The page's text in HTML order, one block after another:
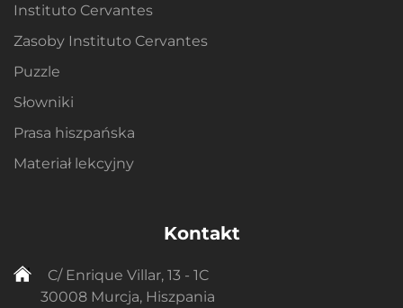
Instituto Cervantes
Zasoby Instituto Cervantes
Puzzle
Słowniki
Prasa hiszpańska
Materiał lekcyjny
Kontakt
C/ Enrique Villar, 13 - 1C
30008 Murcja, Hiszpania